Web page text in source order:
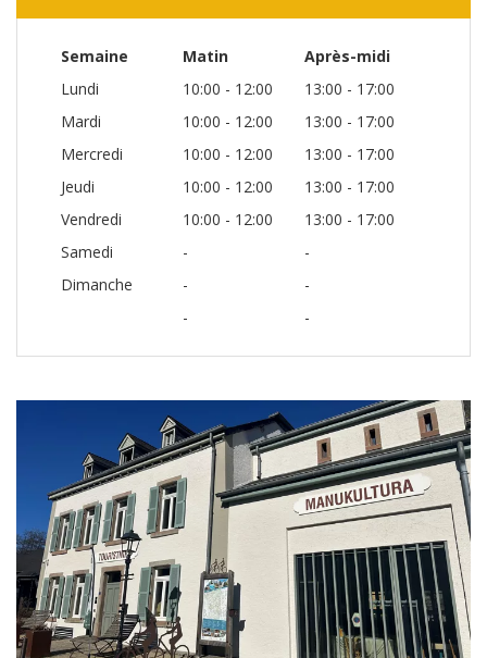
Semaine Matin
Après-midi
Lundi
10:00 - 12:00
13:00 - 17:00
Mardi
10:00 - 12:00
13:00 - 17:00
Mercredi
10:00 - 12:00
13:00 - 17:00
Jeudi
10:00 - 12:00
13:00 - 17:00
Vendredi
10:00 - 12:00
13:00 - 17:00
Samedi
-
-
Dimanche
-
-
-
-